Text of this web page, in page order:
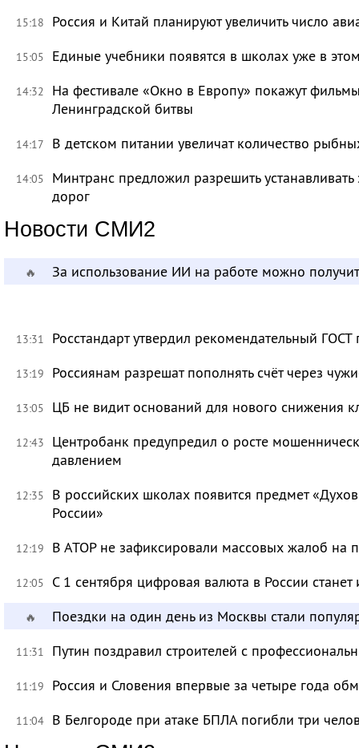
15:18 Россия и Китай планируют увеличить число
15:05 Единые учебники появятся в школах уже в
14:32
На фестивале «Окно в Европу» покажут
Ленинградской битвы
14:17 В детском питании увеличат количество
14:05
Минтранс предложил разрешить
дорог
Новости СМИ2
🔥 За использование ИИ на работе можно
13:31 Росстандарт утвердил рекомендательный
13:19 Россиянам разрешат пополнять счёт через
13:05 ЦБ не видит оснований для нового снижения
12:43
Центробанк предупредил о росте
давлением
12:35
В российских школах появится предмет
России»
12:19 В АТОР не зафиксировали массовых жалоб на
12:05 С 1 сентября цифровая валюта в России
🔥 Поездки на один день из Москвы стали
11:31 Путин поздравил строителей с
11:19 Россия и Словения впервые за четыре года
11:04 В Белгороде при атаке БПЛА погибли три